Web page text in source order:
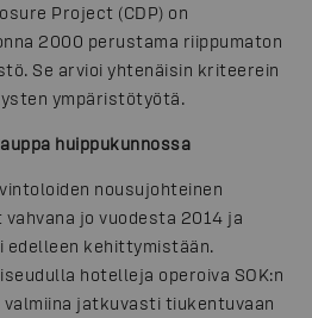
Project (CDP) on
2000 perustama riippumaton
Se arvioi yhtenäisin kriteerein
ympäristötyötä.
huippukunnossa
nousujohteinen
jo vuodesta 2014 ja
edelleen kehittymistään.
hotelleja operoiva SOK:n
jatkuvasti tiukentuvaan